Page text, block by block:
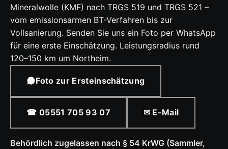
Mineralwolle (KMF) nach TRGS 519 und TRGS 521 –
vom emissionsarmen BT-Verfahren bis zur
Vollsanierung. Senden Sie uns ein Foto per WhatsApp
für eine erste Einschätzung. Leistungsradius rund
120–150 km um Northeim.
Foto zur Ersteinschätzung
☎ 05551 705 93 07 ✉ E-Mail
Behördlich zugelassen nach § 54 KrWG (Sammler,